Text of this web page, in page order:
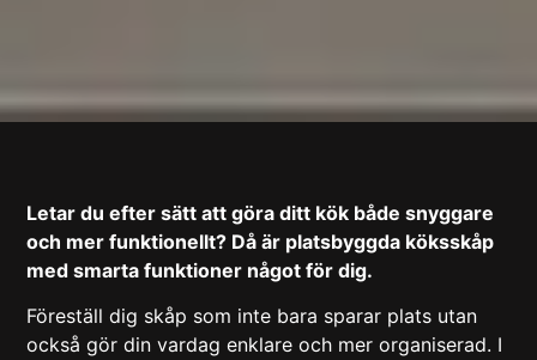
Letar du efter sätt att göra ditt kök både snyggare
och mer funktionellt? Då är platsbyggda köksskåp
med smarta funktioner något för dig.
Föreställ dig skåp som inte bara sparar plats utan
också gör din vardag enklare och mer organiserad. I